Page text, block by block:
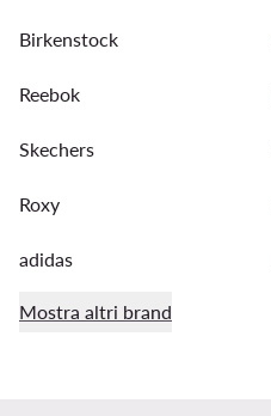
Birkenstock
Reebok
Skechers
Roxy
adidas
Mostra altri brand